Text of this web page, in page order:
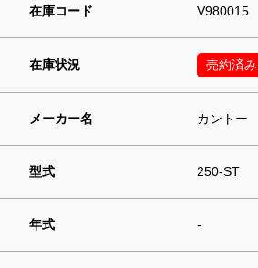
在庫コード V980015
在庫状況 売約済み
メーカー名 カントー
型式 250-ST
年式 -